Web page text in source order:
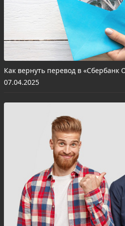
Как вернуть перевод в «Сбербанк
07.04.2025